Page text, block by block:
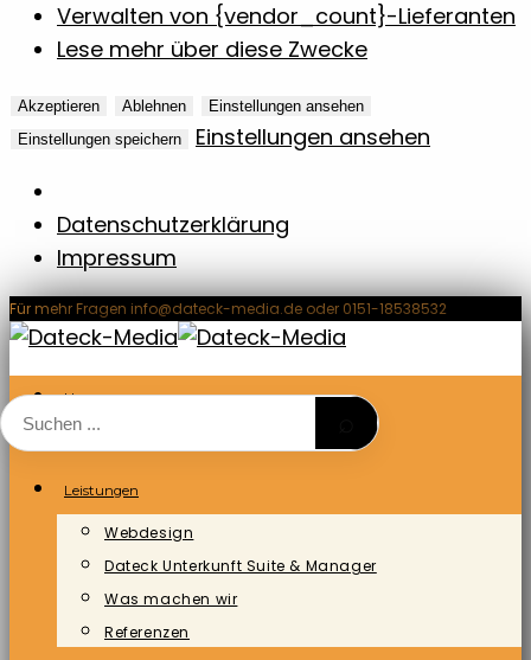
Verwalten von {vendor_count}-Lieferanten
Lese mehr über diese Zwecke
Akzeptieren Ablehnen
Einstellungen ansehen
Einstellungen speichern
Einstellungen ansehen
Datenschutzerklärung
Impressum
Zum
Inhalt
springen
Für mehr Fragen info@dateck-media.de oder 0151-18538532
Home
Leistungen
Webdesign
Dateck Unterkunft Suite & Manager
Was machen wir
Referenzen